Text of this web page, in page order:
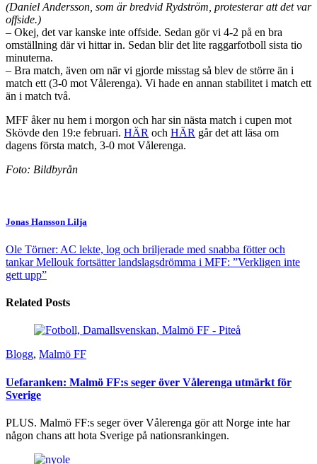
(Daniel Andersson, som är bredvid Rydström, protesterar att det var
offside.)
– Okej, det var kanske inte offside. Sedan gör vi 4-2 på en bra
omställning där vi hittar in. Sedan blir det lite raggarfotboll sista tio
minuterna.
– Bra match, även om när vi gjorde misstag så blev de större än i
match ett (3-0 mot Vålerenga). Vi hade en annan stabilitet i match ett
än i match två.
MFF åker nu hem i morgon och har sin nästa match i cupen mot
Skövde den 19:e februari. HÄR och HÄR går det att läsa om
dagens första match, 3-0 mot Vålerenga.
Foto: Bildbyrån
Jonas Hansson Lilja
Ole Törner: AC lekte, log och briljerade med snabba fötter och
tankarMellouk fortsätter landslagsdrömma i MFF: ”Verkligen inte
gett upp”
Related Posts
Blogg, Malmö FF
Uefaranken: Malmö FF:s seger över Vålerenga utmärkt för
Sverige
PLUS. Malmö FF:s seger över Vålerenga gör att Norge inte har
någon chans att hota Sverige på nationsrankingen.